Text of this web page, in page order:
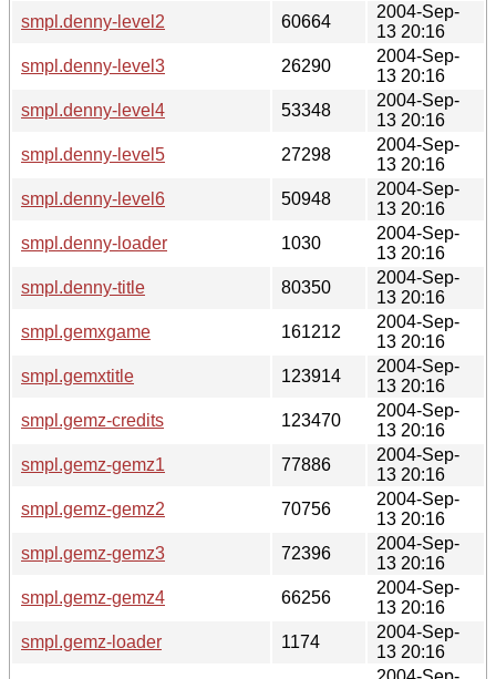
smpl.denny-level2
60664
2004-Sep-
13 20:16
smpl.denny-level3
26290
2004-Sep-
13 20:16
smpl.denny-level4
53348
2004-Sep-
13 20:16
smpl.denny-level5
27298
2004-Sep-
13 20:16
smpl.denny-level6
50948
2004-Sep-
13 20:16
smpl.denny-loader
1030
2004-Sep-
13 20:16
smpl.denny-title
80350
2004-Sep-
13 20:16
smpl.gemxgame
161212
2004-Sep-
13 20:16
smpl.gemxtitle
123914
2004-Sep-
13 20:16
smpl.gemz-credits
123470
2004-Sep-
13 20:16
smpl.gemz-gemz1
77886
2004-Sep-
13 20:16
smpl.gemz-gemz2
70756
2004-Sep-
13 20:16
smpl.gemz-gemz3
72396
2004-Sep-
13 20:16
smpl.gemz-gemz4
66256
2004-Sep-
13 20:16
smpl.gemz-loader
1174
2004-Sep-
13 20:16